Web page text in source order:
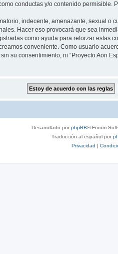
conductas y/o contenido permisible.
indecente, amenazante, sexual o
Hacer eso provocará que sea
como ayuda para reforzar estas
conveniente. Como usuario
su consentimiento, ni “Proyecto Aon
Desarrollado porphpBB® Forum
Traducción al español por
Privacidad |